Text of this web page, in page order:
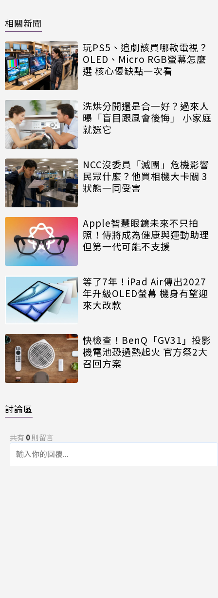
相關新聞
玩PS5、追劇該買哪款電視？
OLED、Micro RGB螢幕怎麼
選 核心優缺點一次看
洗烘分開還是合一好？過來人
曝「盲目跟風會後悔」 小家庭
就選它
NCC沒委員「滅團」危機影響
民眾什麼？他買相機大卡關 3
狀態一同受害
Apple智慧眼鏡未來不只拍
照！傳將成為健康與運動助理
但第一代可能不支援
等了7年！iPad Air傳出2027
年升級OLED螢幕 機身有望迎
來大改款
快檢查！BenQ「GV31」投影
機電池恐過熱起火 官方祭2大
召回方案
討論區
共有 0則留言